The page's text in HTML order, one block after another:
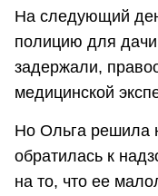
На следующий
полицию для
задержали,
медицинской
Но Ольга решила
обратилась к
на то, что ее